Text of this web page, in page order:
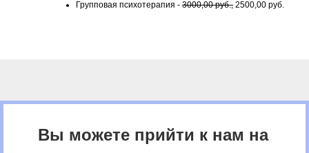
Групповая психотерапия - 3000,00 руб., 2500,00 руб.
Вы можете прийти к нам на